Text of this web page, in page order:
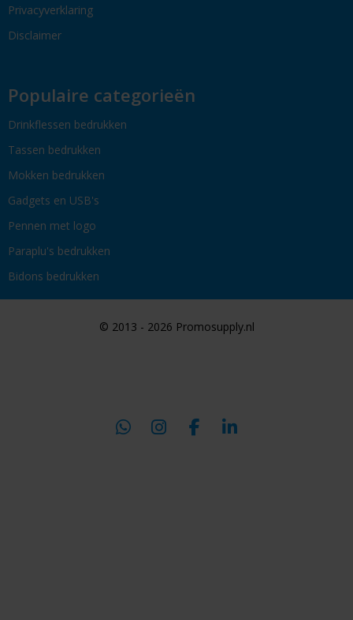
Privacyverklaring
Disclaimer
Populaire categorieën
Drinkflessen bedrukken
Tassen bedrukken
Mokken bedrukken
Gadgets en USB's
Pennen met logo
Paraplu's bedrukken
Bidons bedrukken
© 2013 - 2026 Promosupply.nl